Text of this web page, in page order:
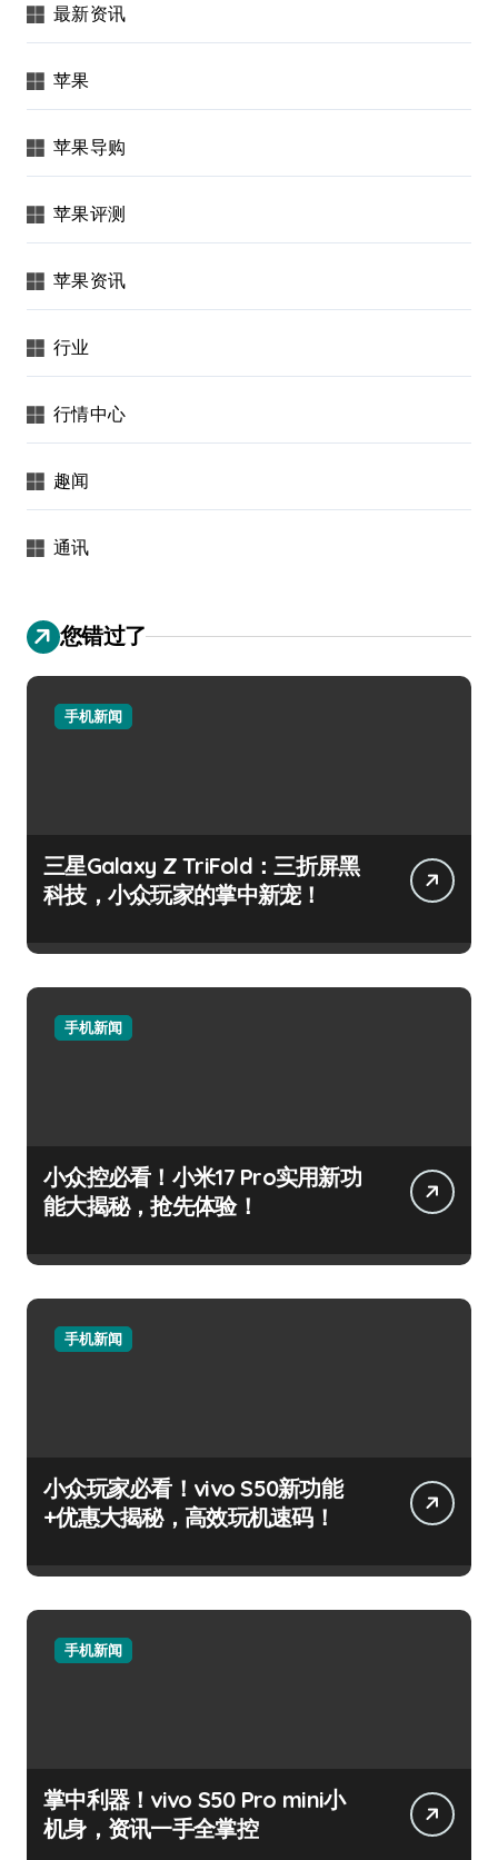
最新资讯
苹果
苹果导购
苹果评测
苹果资讯
行业
行情中心
趣闻
通讯
您错过了
手机新闻
三星Galaxy Z TriFold：三折屏黑
科技，小众玩家的掌中新宠！
手机新闻
小众控必看！小米17 Pro实用新功
能大揭秘，抢先体验！
手机新闻
小众玩家必看！vivo S50新功能
+优惠大揭秘，高效玩机速码！
手机新闻
掌中利器！vivo S50 Pro mini小
机身，资讯一手全掌控